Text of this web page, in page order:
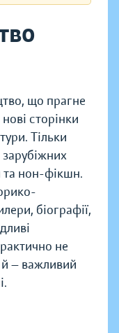
що прагне
сторінки
Тільки
зарубіжних
та нон-фікшн.
біографії,
не
й — важливий